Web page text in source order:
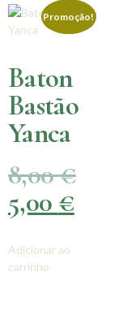
Promoção!
Baton
Bastão
Yanca
8,00€
5,00 €
Adicionar ao
carrinho